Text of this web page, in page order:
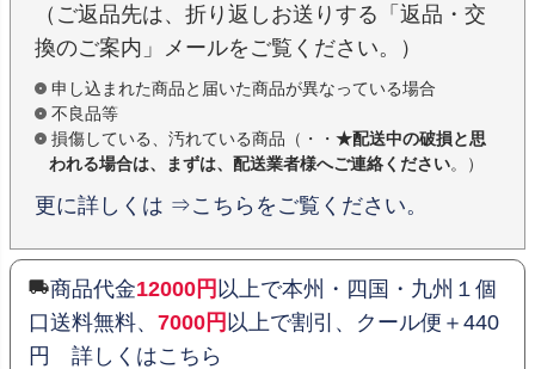
（ご返品先は、折り返しお送りする「返品・交
換のご案内」メールをご覧ください。）
申し込まれた商品と届いた商品が異なっている場合
不良品等
損傷している、汚れている商品（・・ ★配送中の破損と思
われる場合は、まずは、配送業者様へご連絡ください。）
更に詳しくは ⇒こちらをご覧ください。
商品代金12000円 以上で本州・四国・九州１個
口送料無料、 7000円 以上で割引、クール便＋440
円 詳しくはこちら